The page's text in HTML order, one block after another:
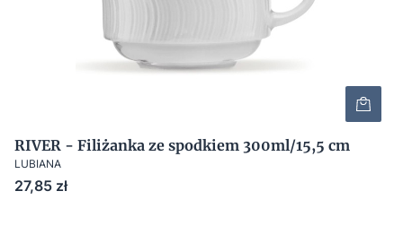
RIVER - Filiżanka ze spodkiem 300ml/15,5 cm
LUBIANA
Cena
27,85 zł